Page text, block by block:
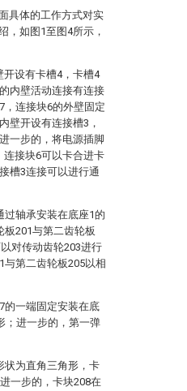
具体的工作方式对实
，如图1至图4所示，
设有卡槽4，卡槽4
内壁活动连接有连接
，连接块6的外壁固定
壁开设有连接槽3，
一步的，将电源插脚
接块6可以卡合进卡
槽3连接可以进行通
过轴承安装在底座1的
板201与第二齿轮板
对传动齿轮203进行
与第二齿轮板205以相
的一端固定安装在底
；进一步的，第一弹
状为直角三角形，卡
一步的，卡块208在